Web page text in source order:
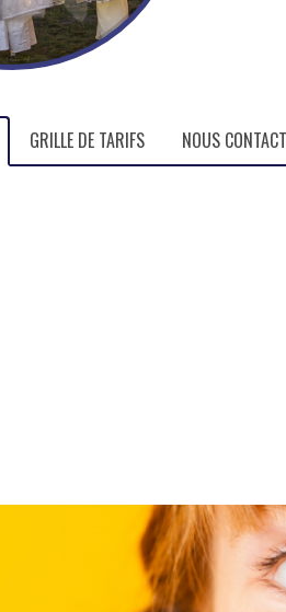
GRILLE DE TARIFS NOUS